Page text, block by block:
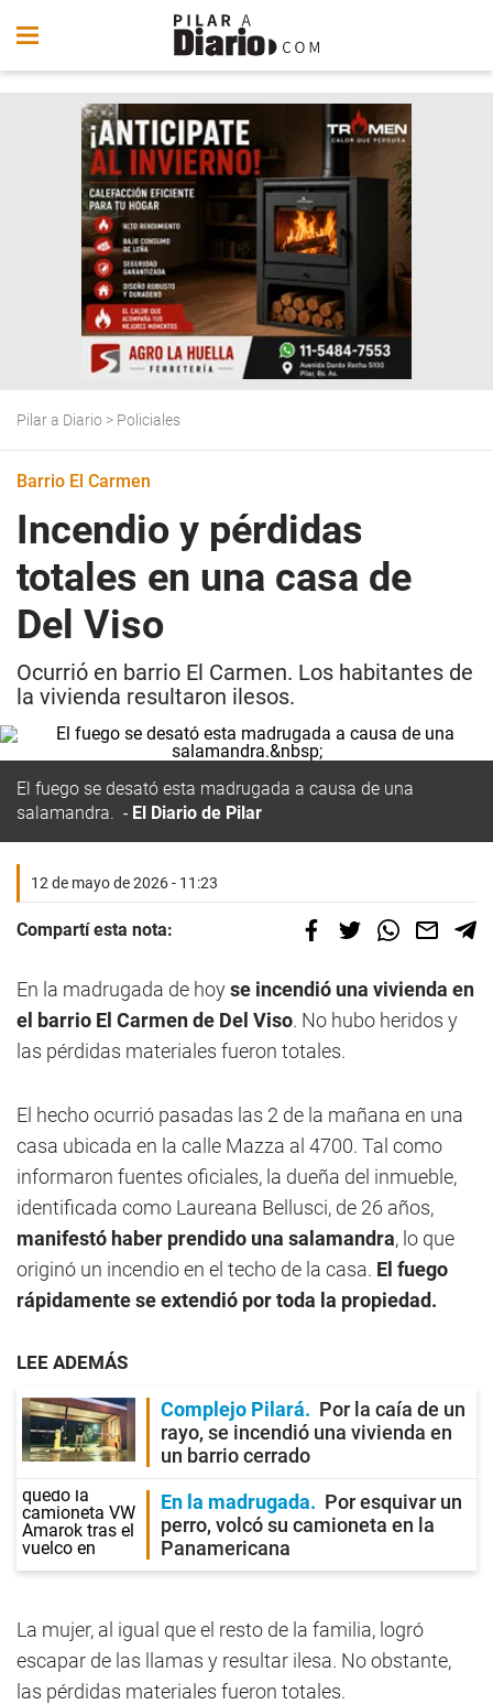
Pilar a Diario > Policiales
Barrio El Carmen
Incendio y pérdidas
totales en una casa de
Del Viso
Ocurrió en barrio El Carmen. Los habitantes de
la vivienda resultaron ilesos.
El fuego se desató esta madrugada a causa de una
salamandra.
El Diario de Pilar
12 de mayo de 2026 - 11:23
Compartí esta nota:
En la madrugada de hoyse incendió una vivienda en
el barrio El Carmen de Del Viso. No hubo heridos y
las pérdidas materiales fueron totales.
El hecho ocurrió pasadas las 2 de la mañana en una
casa ubicada en la calle Mazza al 4700. Tal como
informaron fuentes oficiales, la dueña del inmueble,
identificada como Laureana Bellusci, de 26 años,
manifestó haber prendido una salamandra, lo que
originó un incendio en el techo de la casa. El fuego
rápidamente se extendió por toda la propiedad.
LEE ADEMÁS
Complejo Pilará
Por la caía de un
rayo, se incendió una vivienda en
un barrio cerrado
En la madrugada
Por esquivar un
perro, volcó su camioneta en la
Panamericana
La mujer, al igual que el resto de la familia, logró
escapar de las llamas y resultar ilesa. No obstante,
las pérdidas materiales fueron totales.